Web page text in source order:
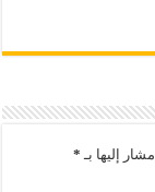
إليها بـ *